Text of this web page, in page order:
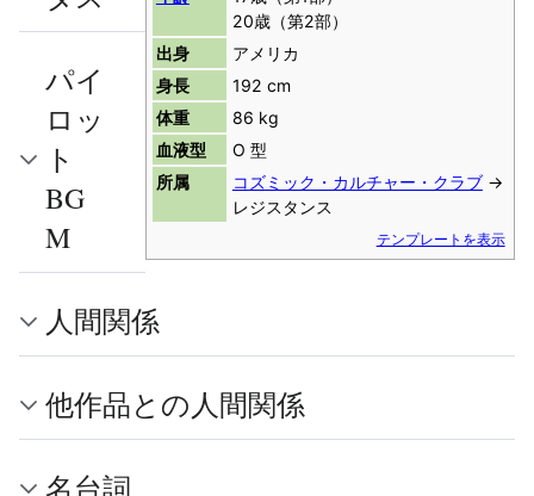
20歳（第2部）
出身
アメリカ
身長
192 cm
体重
86 kg
血液型
O 型
所属
コズミック・カルチャー・クラブ→
レジスタンス
テンプレートを表示
パイ
ロッ
ト
BG
M
人間関係
他作品との人間関係
名台詞